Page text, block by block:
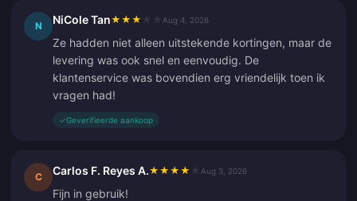
N NiCole Tan★ ★ ★ Aug 4, 2026
Ze hadden niet alleen uitstekende kortingen, maar de
levering was ook snel en eenvoudig. De
klantenservice was bovendien erg vriendelijk toen ik
vragen had!
✓Geverifieerde aankoop
C Carlos F. Reyes A.★ ★ ★ ★ Aug 3, 2026
Fijn in gebruik!